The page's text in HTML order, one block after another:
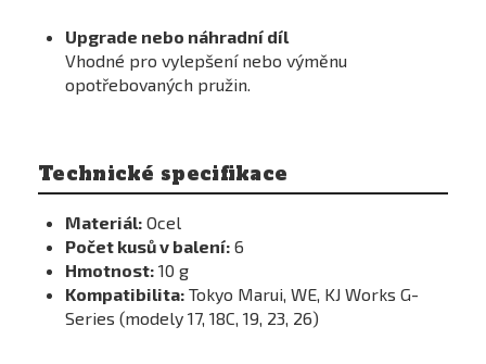
Upgrade nebo náhradní díl
Vhodné pro vylepšení nebo výměnu
opotřebovaných pružin.
Technické specifikace
Materiál: Ocel
Počet kusů v balení: 6
Hmotnost: 10 g
Kompatibilita: Tokyo Marui, WE, KJ Works G-
Series (modely 17, 18C, 19, 23, 26)